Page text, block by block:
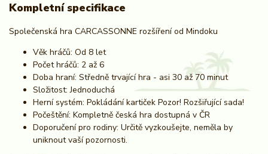
Kompletní specifikace
Společenská hra CARCASSONNE rozšíření od Mindoku
Věk hráčů: Od 8 let
Počet hráčů: 2 až 6
Doba hraní: Středně trvající hra - asi 30 až 70 minut
Složitost: Jednoduchá
Herní systém: Pokládání kartiček Pozor! Rozšiřující sada!
Počeštění: Kompletně česká hra dostupná v ČR
Doporučení pro rodiny: Určitě vyzkoušejte, neměla by
uniknout vaší pozornosti.